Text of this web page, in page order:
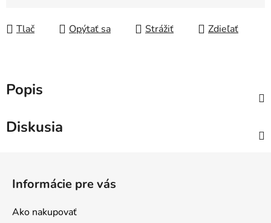
Tlač
Opýtať sa Strážiť Zdieľať
Popis
Diskusia
Informácie pre vás
Ako nakupovať